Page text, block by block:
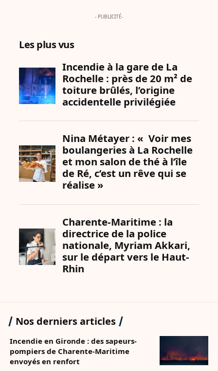
- PUBLICITÉ-
Les plus vus
Nos derniers articles
Incendie en Gironde : des sapeurs-
pompiers de Charente-Maritime
envoyés en renfort